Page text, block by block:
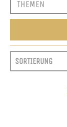
SORTIEREN
SORT CONTENT
SORT CONTENT